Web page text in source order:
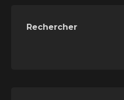
Rechercher